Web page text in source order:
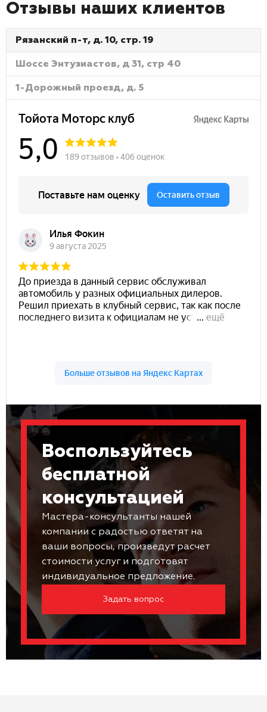
Отзывы наших клиентов
Рязанский п-т, д. 10, стр. 19
Шоссе Энтузиастов, д 31, стр 40
1-Дорожный проезд, д. 5
Воспользуйтесь
бесплатной
консультацией
Мастера-консультанты нашей
компании с радостью ответят на
ваши вопросы, произведут расчет
стоимости услуг и подготовят
индивидуальное предложение.
Задать вопрос